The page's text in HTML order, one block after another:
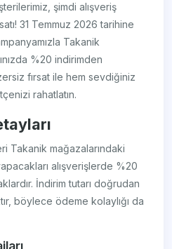
şimdi alışveriş
31 Temmuz 2026 tarihine
Takanik
%20 indirimden
fırsat ile hem sevdiğiniz
rahatlatın.
Takanik mağazalarındaki
alışverişlerde %20
İndirim tutarı doğrudan
böylece ödeme kolaylığı da